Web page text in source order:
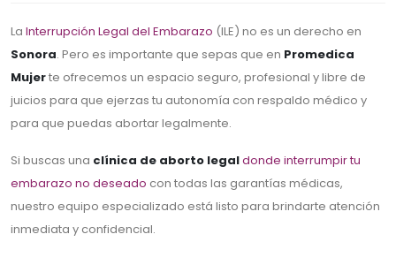
La Interrupción Legal del Embarazo (ILE) no es un derecho en
Sonora. Pero es importante que sepas que en Promedica
Mujerte ofrecemos un espacio seguro, profesional y libre de
juicios para que ejerzas tu autonomía con respaldo médico y
para que puedas abortar legalmente.
Si buscas una clínica de aborto legaldonde interrumpir tu
embarazo no deseado con todas las garantías médicas,
nuestro equipo especializado está listo para brindarte atención
inmediata y confidencial.